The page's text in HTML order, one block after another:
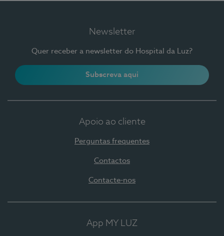
Newsletter
Quer receber a newsletter do Hospital da Luz?
Subscreva aqui
Apoio ao cliente
Perguntas frequentes
Contactos
Contacte-nos
App MY LUZ